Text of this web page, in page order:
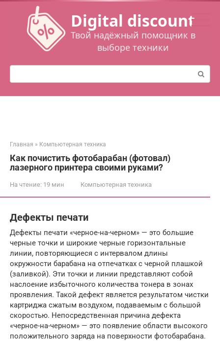
Перейти
контенту
Digital discount
Твой надёжный помощник в
выборе техники
Поиск:
Главная » Компьютерная техника
Как почистить фотобарабан (фотовал)
лазерного принтера своими руками?
На чтение: 19 мин Компьютерная техника
Дефекты печати
Дефекты печати «черное-на-черном» — это большие
черные точки и широкие черные горизонтальные
линии, повторяющиеся с интервалом длины
окружности барабана на отпечатках с черной плашкой
(заливкой). Эти точки и линии представляют собой
наслоение избыточного количества тонера в зонах
проявления. Такой дефект является результатом чистки
картриджа сжатым воздухом, подаваемым с большой
скоростью. Непосредственная причина дефекта
«черное-на-черном» — это появление области высокого
положительного заряда на поверхности фотобарабана.